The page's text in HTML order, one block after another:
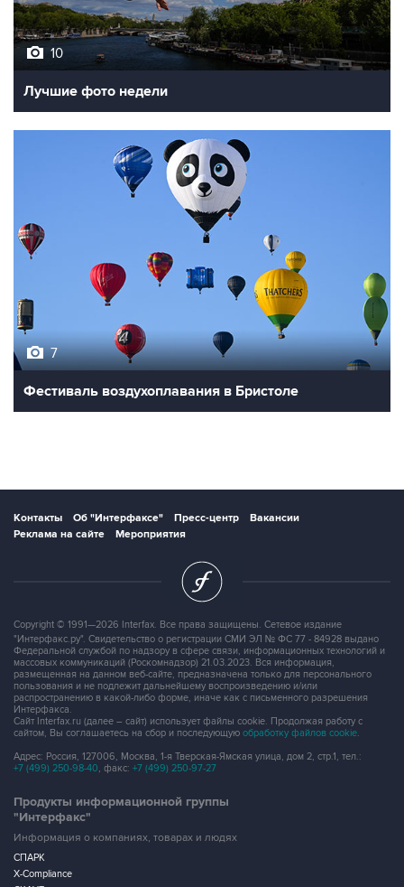
10
Лучшие фото недели
7
Фестиваль воздухоплавания в Бристоле
Контакты Об "Интерфаксе" Пресс-центр
Вакансии
Реклама на сайте
Мероприятия
Copyright © 1991—2026 Interfax. Все права защищены. Сетевое издание
"Интерфакс.ру". Свидетельство о регистрации СМИ ЭЛ № ФС 77 - 84928 выдано
Федеральной службой по надзору в сфере связи, информационных технологий и
массовых коммуникаций (Роскомнадзор) 21.03.2023. Вся информация,
размещенная на данном веб-сайте, предназначена только для персонального
пользования и не подлежит дальнейшему воспроизведению и/или
распространению в какой-либо форме, иначе как с письменного разрешения
Интерфакса.
Сайт Interfax.ru (далее – сайт) использует файлы cookie. Продолжая работу с
сайтом, Вы соглашаетесь на сбор и последующую обработку файлов cookie.
Адрес: Россия, 127006, Москва, 1-я Тверская-Ямская улица, дом 2, стр.1, тел.:
+7 (499) 250-98-40, факс: +7 (499) 250-97-27
Продукты информационной группы
"Интерфакс"
Информация о компаниях, товарах и людях
СПАРК
X-Compliance